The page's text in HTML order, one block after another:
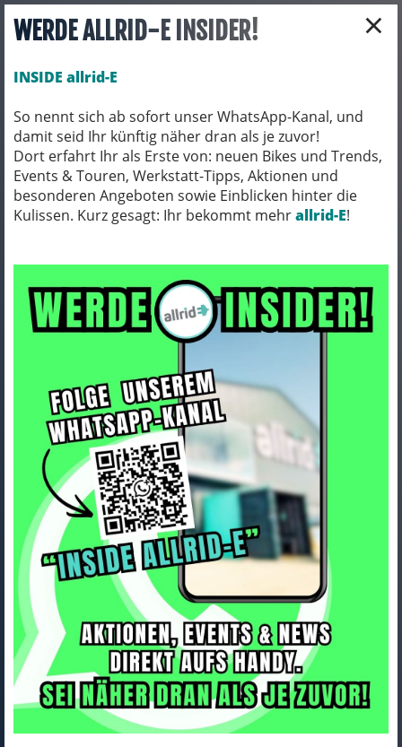
×
WERDE ALLRID-E INSIDER!
INSIDE allrid-E
So nennt sich ab sofort unser WhatsApp-Kanal, und
damit seid Ihr künftig näher dran als je zuvor!
Dort erfahrt Ihr als Erste von: neuen Bikes und Trends,
Events & Touren, Werkstatt-Tipps, Aktionen und
besonderen Angeboten sowie Einblicken hinter die
Kulissen. Kurz gesagt: Ihr bekommt mehrallrid-E!
Toggle navigation
FAHRRADZUBEHÖR PACKTASCHEN / ORTLIEB
ORTLIEB Water-Bag blue
Art.Nr. n47
Farbe: blue
MICH KANNST DU BESTELLEN - MIT
ABHOLUNG IN NORTORF!